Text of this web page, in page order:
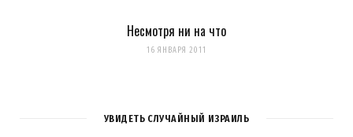
Несмотря ни на что
16 ЯНВАРЯ 2011
УВИДЕТЬ СЛУЧАЙНЫЙ ИЗРАИЛЬ